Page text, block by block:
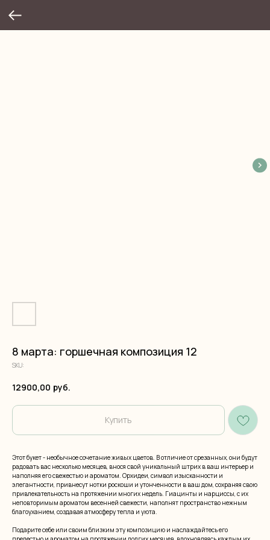
8 марта: горшечная композиция 12
SKU:
12900,00 руб.
Купить
Этот букет - необычное сочетание живых цветов. В отличие от срезанных, они будут
радовать вас несколько месяцев, внося свой уникальный штрих в ваш интерьер и
наполняя его свежестью и ароматом. Орхидеи, символ изысканности и
элегантности, привнесут нотки роскоши и утонченности в ваш дом, сохраняя свою
привлекательность на протяжении многих недель. Гиацинты и нарциссы, с их
неповторимым ароматом весенней свежести, наполнят пространство нежным
благоуханием, создавая атмосферу тепла и уюта.
Подарите себе или своим близким эту композицию и наслаждайтесь его